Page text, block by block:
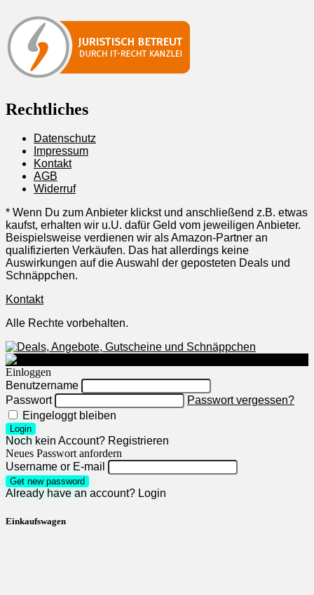
Rechtliches
Datenschutz
Impressum
Kontakt
AGB
Widerruf
* Wenn Du zum Anbieter klickst und anschließend z.B. etwas
kaufst, erhalten wir u.U. dafür Geld vom jeweiligen Anbieter.
Beispielsweise verdienen wir als Amazon-Partner an
qualifizierten Verkäufen. Das hat allerdings keine
Auswirkungen auf die Auswahl der geposteten Deals und
Schnäppchen.
Kontakt
Alle Rechte vorbehalten.
Einloggen
Benutzername
Passwort
Passwort vergessen?
Eingeloggt bleiben
Login
Noch kein Account? Registrieren
Neues Passwort anfordern
Username or E-mail
Get new password
Already have an account? Login
Einkaufswagen